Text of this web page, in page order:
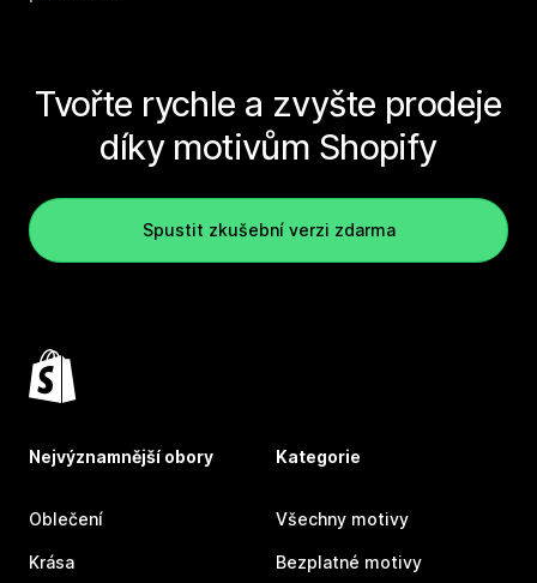
Tvořte rychle a zvyšte prodeje
díky motivům Shopify
Spustit zkušební verzi zdarma
Nejvýznamnější obory
Oblečení
Krása
Kategorie
Všechny motivy
Bezplatné motivy